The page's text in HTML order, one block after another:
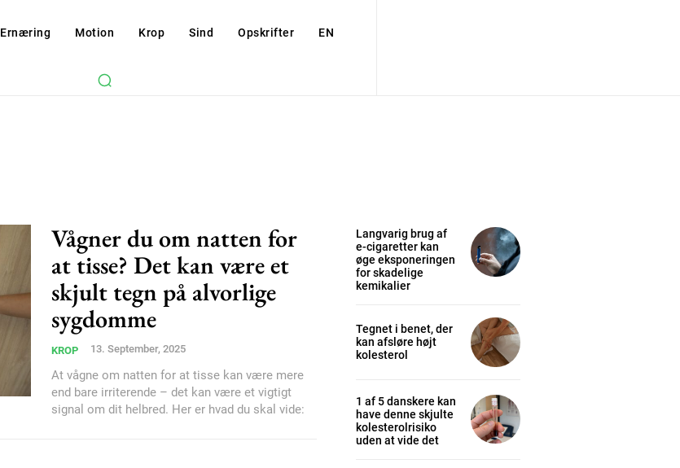
Subscription Plans
Ernæring Motion Krop Sind Opskrifter EN
Vågner du om natten for
at tisse? Det kan være et
skjult tegn på alvorlige
sygdomme
KROP 13. September, 2025
At vågne om natten for at tisse kan være mere
end bare irriterende – det kan være et vigtigt
signal om dit helbred. Her er hvad du skal vide:
Langvarig brug af
e-cigaretter kan
øge eksponeringen
for skadelige
kemikalier
Tegnet i benet, der
kan afsløre højt
kolesterol
1 af 5 danskere kan
have denne skjulte
kolesterolrisiko
uden at vide det